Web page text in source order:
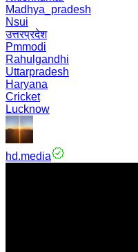
Madhya_pradesh
Nsui
उत्तरप्रदेश
Pmmodi
Rahulgandhi
Uttarpradesh
Haryana
Cricket
Lucknow
hd.media